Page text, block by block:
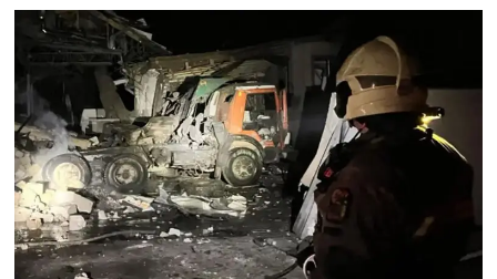
विज्ञान
प्रविधि
खेलकुद
अन्य